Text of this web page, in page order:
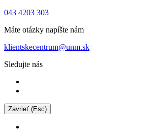
043 4203 303
Máte otázky napíšte nám
klientskecentrum@unm.sk
Sledujte nás
Zavrieť (Esc)